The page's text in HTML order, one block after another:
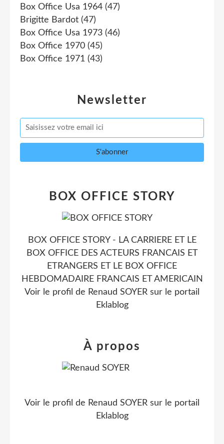
Newsletter
Box Office Usa 1964 (47)
Brigitte Bardot (47)
Box Office Usa 1973 (46)
Box Office 1970 (45)
Box Office 1971 (43)
BOX OFFICE STORY
BOX OFFICE STORY - LA CARRIERE ET LE
BOX OFFICE DES ACTEURS FRANCAIS ET
ETRANGERS ET LE BOX OFFICE
HEBDOMADAIRE FRANCAIS ET AMERICAIN
Voir le profil de Renaud SOYER sur le portail
Eklablog
À propos
Voir le profil de Renaud SOYER sur le portail
Eklablog